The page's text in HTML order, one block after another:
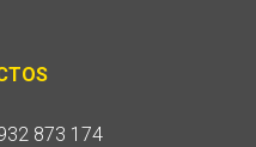
873 174